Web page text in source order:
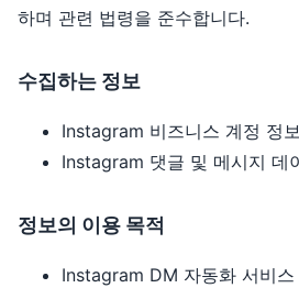
하며 관련 법령을 준수합니다.
수집하는 정보
Instagram 비즈니스 계정 정
Instagram 댓글 및 메시지 데
정보의 이용 목적
Instagram DM 자동화 서비스